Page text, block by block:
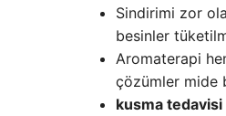
Sindirimi zor
besinler
Aromaterapi
çözümler mide
kusma tedavisi